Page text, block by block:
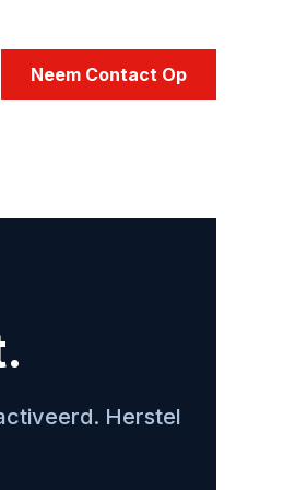
Neem Contact Op
Herstel